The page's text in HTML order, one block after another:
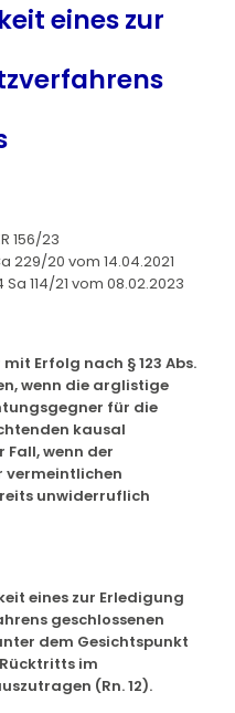
eines zur
156/23
229/20 vom 14.04.2021
114/21 vom 08.02.2023
Erfolg nach § 123 Abs.
wenn die arglistige
für die
kausal
Fall, wenn der
vermeintlichen
unwiderruflich
eines zur Erledigung
geschlossenen
dem Gesichtspunkt
im
(Rn. 12).